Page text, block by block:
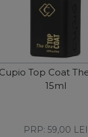
Cupio Top Coat
15ml
PRP: 59,00 LEI